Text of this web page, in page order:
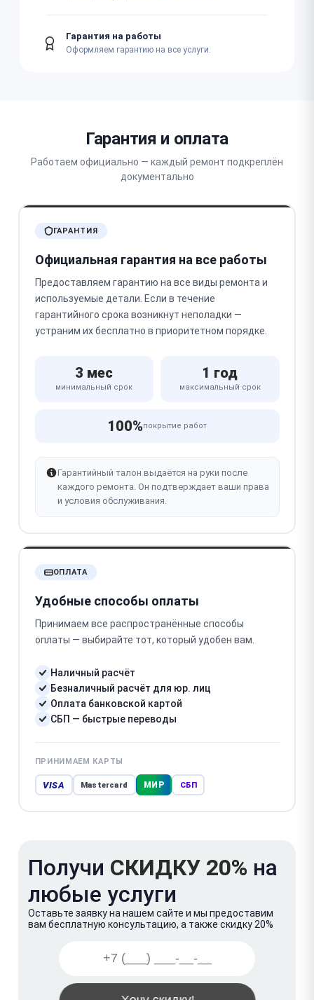
Гарантия на работы
Оформляем гарантию на все услуги.
Гарантия и оплата
Работаем официально — каждый ремонт подкреплён
документально
ГАРАНТИЯ
Официальная гарантия на все работы
Предоставляем гарантию на все виды ремонта и
используемые детали. Если в течение
гарантийного срока возникнут неполадки —
устраним их бесплатно в приоритетном порядке.
3 мес
минимальный срок
1 год
максимальный срок
100%покрытие работ
Гарантийный талон выдаётся на руки после
каждого ремонта. Он подтверждает ваши права
и условия обслуживания.
ОПЛАТА
Удобные способы оплаты
Принимаем все распространённые способы
оплаты — выбирайте тот, который удобен вам.
Наличный расчёт
Безналичный расчёт для юр. лиц
Оплата банковской картой
СБП — быстрые переводы
ПРИНИМАЕМ КАРТЫ
VISA Mastercard МИР СБП
Получи СКИДКУ 20% на
любые услуги
Оставьте заявку на нашем сайте и мы предоставим
вам бесплатную консультацию, а также скидку 20%